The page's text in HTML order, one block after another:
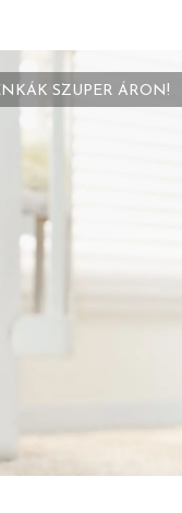
SZUPER ÁRON!